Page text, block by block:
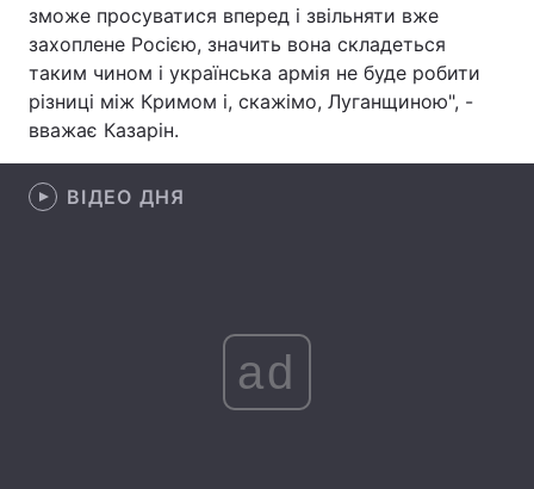
Екологія Регіони
Лонгріди
Інтерв'ю
зможе просуватися вперед і звільняти вже
захоплене Росією, значить вона складеться
таким чином і українська армія не буде робити
різниці між Кримом і, скажімо, Луганщиною", -
вважає Казарін.
ВІДЕО ДНЯ
ad